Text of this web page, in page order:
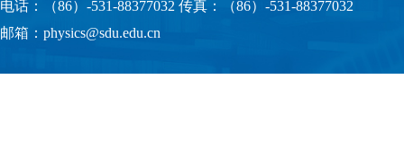
电话：（86）-531-88377032 传真：（86）-531-88377032
邮箱：physics@sdu.edu.cn